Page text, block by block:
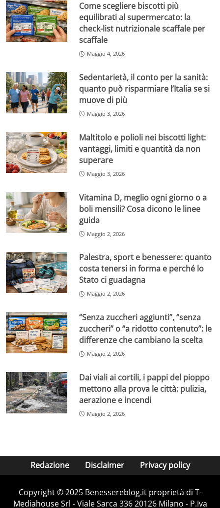
Come scegliere biscotti più
equilibrati al supermercato: la
check-list nutrizionale scaffale per
scaffale
Maggio 4, 2026
Sedentarietà, il conto per la sanità:
quanto può risparmiare l’Italia se si
muove di più
Maggio 3, 2026
Maltitolo e polioli nei biscotti light:
vantaggi, limiti e quantità da non
superare
Maggio 3, 2026
Vitamina D, meglio ogni giorno o a
boli mensili? Cosa dicono le linee
guida
Maggio 2, 2026
Palestra, sport e benessere: quanto
costa tenersi in forma e perché lo
Stato ci guadagna
Maggio 2, 2026
“Senza zuccheri aggiunti”, “senza
zuccheri” o “a ridotto contenuto”: le
differenze che cambiano la scelta
Maggio 2, 2026
Dai viali ai cortili, i pappi del pioppo
mettono alla prova le città: pulizia,
aerazione e incendi
Maggio 2, 2026
Redazione Disclaimer Privacy policy
Copyright © 2025 Benessereblog.it proprietà di T-
Mediahouse Srl - Viale Sarca 336 20126 Milano - P.Iva